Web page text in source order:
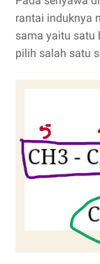
rantai induknya
sama yaitu satu
pilih salah satu